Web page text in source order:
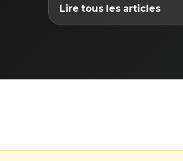
Lire tous les articles